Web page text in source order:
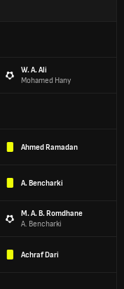
W. A. Ali
Mohamed Hany
Ahmed Ramadan
A. Bencharki
M. A. B. Romdhane
A. Bencharki
Achraf Dari